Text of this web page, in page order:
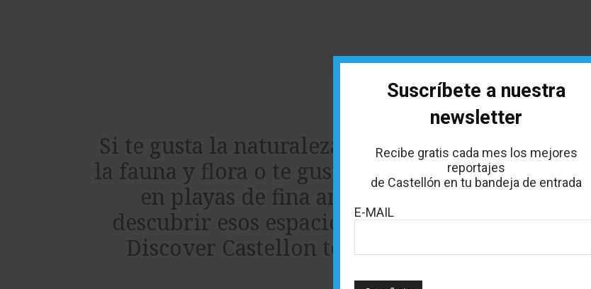
Si te gusta la naturaleza, desconectar, hacer
la fauna y flora o te gusta simplemente
en playas de fina arena o en agrestes calas,
descubrir esos espacios naturales por los que
Discover Castellon te mostramos los
provincia.
Suscríbete a nuestra
newsletter
Recibe gratis cada mes los mejores
reportajes
de Castellón en tu bandeja de entrada
E-MAIL